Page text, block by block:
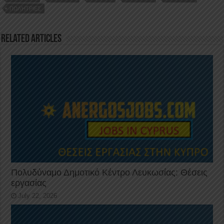
o
k
n
p
ΠΩΛΉΤΡΙΕΣ
Related Articles
Πολυδύναμο Δημοτικό Κέντρο Λευκωσίας: Θέσεις
εργασίας
July 22, 2026